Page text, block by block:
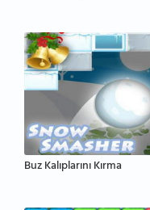
Buz Kalıplarını Kırma